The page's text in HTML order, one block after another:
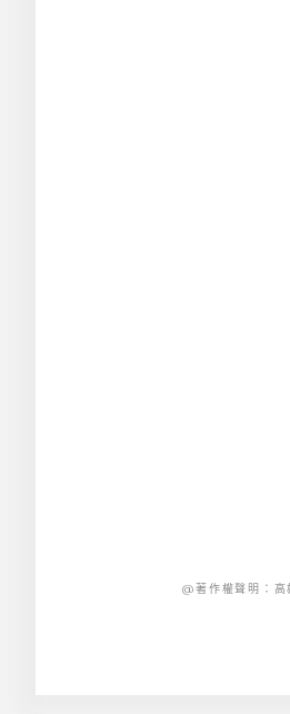
@著作權聲明：